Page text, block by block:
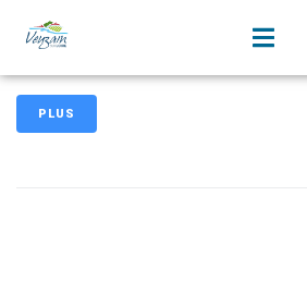
principal
Maison Médicale Louis Bodin
PLUS